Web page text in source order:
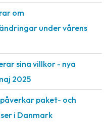
om
under vårens
sina villkor - nya
2025
paket- och
i Danmark